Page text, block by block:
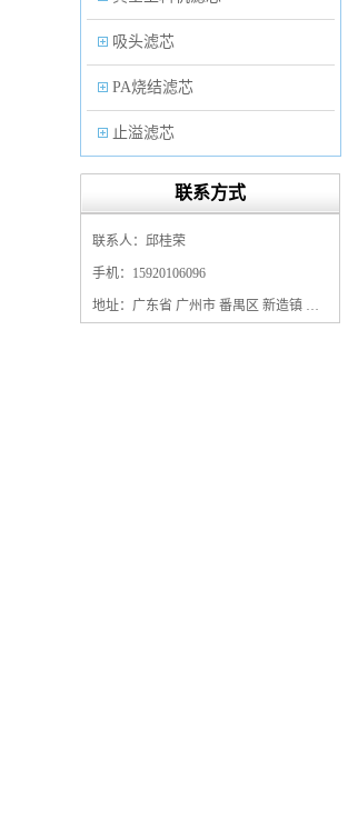
吸头滤芯
PA烧结滤芯
止溢滤芯
PP塑料过滤器
保安过滤器滤芯
联系方式
联系人：邱桂荣
手机：15920106096
地址：广东省 广州市 番禺区 新造镇 新造镇石角咀街4号三楼之一